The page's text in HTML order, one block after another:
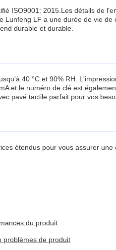
ISO9001: 2015.Les détails de
LF a une durée de vie
durable et durable.
40 °C et 90% RH.
et le numéro de clé est
pavé tactile parfait pour vos
étendus pour vous assurer
du produit
problèmes de produit